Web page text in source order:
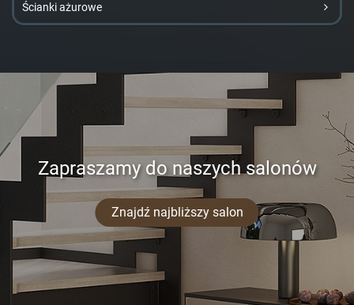
Ścianki ażurowe
Zapraszamy do naszych salonów
Znajdź najbliższy salon